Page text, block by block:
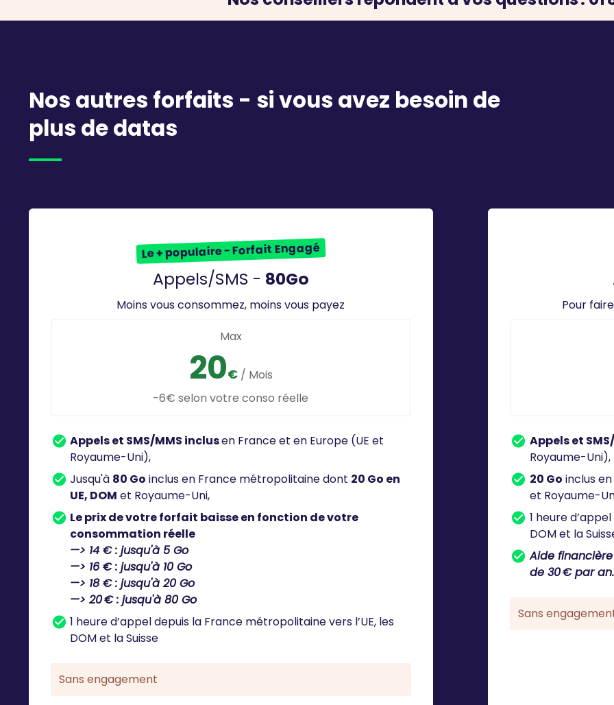
Nos autres forfaits - si vous avez besoin de
plus de datas
Le + populaire - Forfait Engagé
Appels/SMS - 80Go
Moins vous consommez, moins vous payez
Max
20€ / Mois
-6€ selon votre conso réelle
Appels et SMS/MMS inclusen France et en Europe (UE et
Royaume-Uni),
Jusqu'à 80 Go inclus en France métropolitaine dont 20 Go en
UE, DOM et Royaume-Uni,
Le prix de votre forfait baisse en fonction de votre
consommation réelle
—> 14 € : jusqu'à 5 Go
—> 16 € : jusqu'à 10 Go
—> 18 € : jusqu'à 20 Go
—> 20 € : jusqu'à 80 Go
1 heure d’appel depuis la France métropolitaine vers l’UE, les
DOM et la Suisse
Sans engagement
Pour
Appels et
Royaume-Uni),
20 Go inclus
et Royaume-
1 heure
DOM et la
Aide
de 30 € par an.
Sans